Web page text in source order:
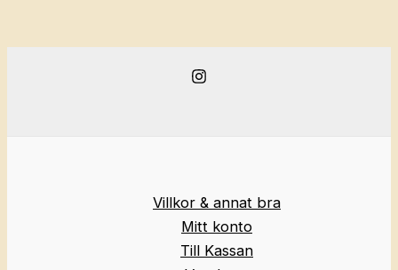
Villkor & annat bra
Mitt konto
Till Kassan